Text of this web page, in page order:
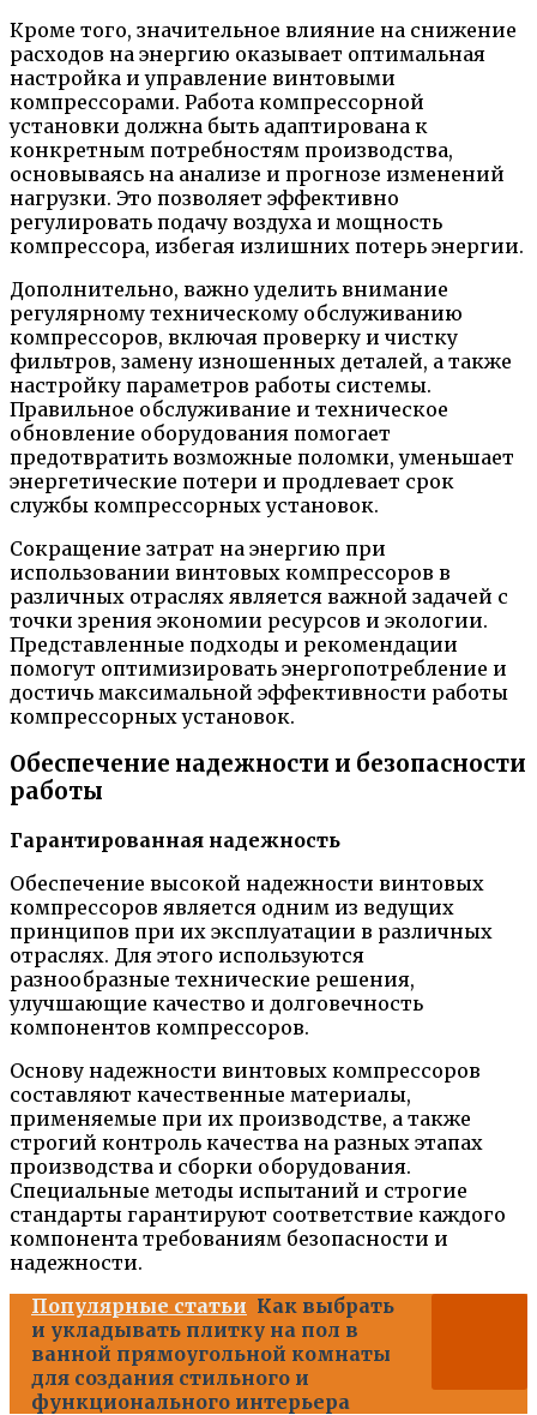
Кроме того, значительное влияние на снижение
расходов на энергию оказывает оптимальная
настройка и управление винтовыми
компрессорами. Работа компрессорной
установки должна быть адаптирована к
конкретным потребностям производства,
основываясь на анализе и прогнозе изменений
нагрузки. Это позволяет эффективно
регулировать подачу воздуха и мощность
компрессора, избегая излишних потерь энергии.
Дополнительно, важно уделить внимание
регулярному техническому обслуживанию
компрессоров, включая проверку и чистку
фильтров, замену изношенных деталей, а также
настройку параметров работы системы.
Правильное обслуживание и техническое
обновление оборудования помогает
предотвратить возможные поломки, уменьшает
энергетические потери и продлевает срок
службы компрессорных установок.
Сокращение затрат на энергию при
использовании винтовых компрессоров в
различных отраслях является важной задачей с
точки зрения экономии ресурсов и экологии.
Представленные подходы и рекомендации
помогут оптимизировать энергопотребление и
достичь максимальной эффективности работы
компрессорных установок.
Обеспечение надежности и безопасности
работы
Гарантированная надежность
Обеспечение высокой надежности винтовых
компрессоров является одним из ведущих
принципов при их эксплуатации в различных
отраслях. Для этого используются
разнообразные технические решения,
улучшающие качество и долговечность
компонентов компрессоров.
Основу надежности винтовых компрессоров
составляют качественные материалы,
применяемые при их производстве, а также
строгий контроль качества на разных этапах
производства и сборки оборудования.
Специальные методы испытаний и строгие
стандарты гарантируют соответствие каждого
компонента требованиям безопасности и
надежности.
Популярные статьи Как выбрать
и укладывать плитку на пол в
ванной прямоугольной комнаты
для создания стильного и
функционального интерьера